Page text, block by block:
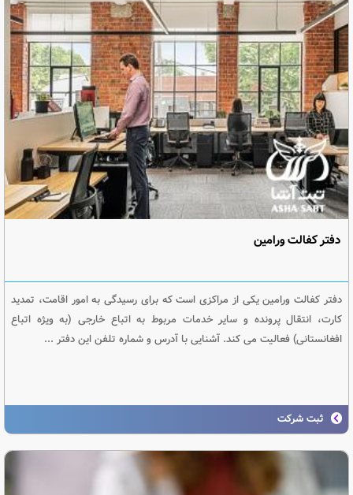
دفتر کفالت ورامین
دفتر کفالت ورامین یکی از مراکزی است که برای رسیدگی به امور اقامت، تمدید
کارت، انتقال پرونده و سایر خدمات مربوط به اتباع خارجی (به ویژه اتباع
افغانستانی) فعالیت می کند. آشنایی با آدرس و شماره تلفن این دفتر ...
ثبت شرکت